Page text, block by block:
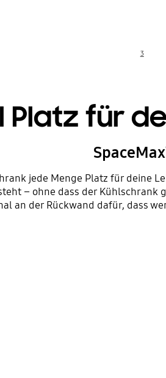
3
Platz für
jede Menge Platz für deine
– ohne dass der
an der Rückwand dafür, dass